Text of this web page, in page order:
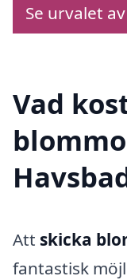
Se urvalet
Vad
Att skicka
fantastisk